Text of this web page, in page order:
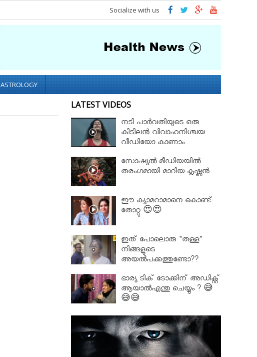
Socialize with us
ASTROLOGY
LATEST VIDEOS
നടി പാർവതിയുടെ ഒരു
കിടിലൻ വിവാഹനിശ്ചയ
വീഡിയോ കാണാം..
സോഷ്യൽ മീഡിയയിൽ
തരംഗമായി മാറിയ കൃഷ്ണൻ..
ഈ ക്യാമറാമാനെ കൊണ്ട്
തോറ്റു 😍😍
ഇത് പോലൊരു "തള്ള"
നിങ്ങളുടെ
അയല്‍പക്കത്തുണ്ടോ??
ഭാര്യ ടിക് ടോക്കിന് അഡിക്റ്റ്
ആയാൽഎന്തു ചെയ്യും ? 😅
😅😅